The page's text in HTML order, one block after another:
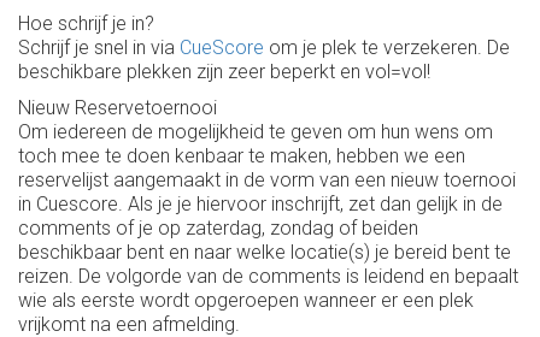
Hoe schrijf je in?
Schrijf je snel in via CueScore om je plek te verzekeren. De
beschikbare plekken zijn zeer beperkt en vol=vol!
Nieuw Reservetoernooi
Om iedereen de mogelijkheid te geven om hun wens om
toch mee te doen kenbaar te maken, hebben we een
reservelijst aangemaakt in de vorm van een nieuw toernooi
in Cuescore. Als je je hiervoor inschrijft, zet dan gelijk in de
comments of je op zaterdag, zondag of beiden
beschikbaar bent en naar welke locatie(s) je bereid bent te
reizen. De volgorde van de comments is leidend en bepaalt
wie als eerste wordt opgeroepen wanneer er een plek
vrijkomt na een afmelding.